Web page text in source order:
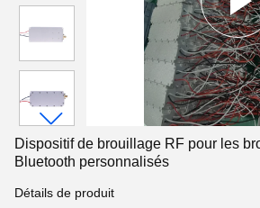
Dispositif de brouillage RF pour les
Bluetooth personnalisés
Détails de produit